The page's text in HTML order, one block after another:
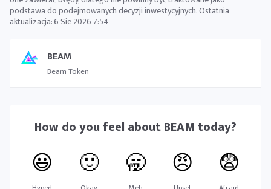
BEAM
Beam Token
How do you feel aboutBEAM today?
😃 🙂 🥱 😠 😨
podstawa do podejmowanych decyzji inwestycyjnych. Ostatnia
aktualizacja:6 Sie 2026 7:54